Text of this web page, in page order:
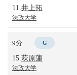
11. 井上拓
法政大学
9分 G
15. 萩原蓮
法政大学